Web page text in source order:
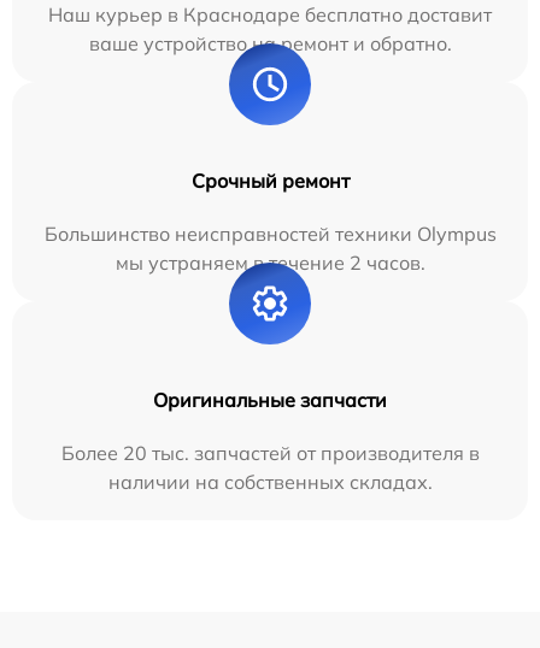
Наш курьер в Краснодаре бесплатно доставит
ваше устройство на ремонт и обратно.
Срочный ремонт
Большинство неисправностей техники Olympus
мы устраняем в течение 2 часов.
Оригинальные запчасти
Более 20 тыс. запчастей от производителя в
наличии на собственных складах.